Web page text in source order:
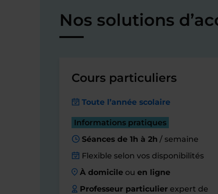
Nos solutions
Cours particuliers
Toute l’année scolaire
Informations pratiques
Séances de 1h à 2h / semaine
Flexible selon vos disponibilités
À domicileou en ligne
Professeur particulier expert de